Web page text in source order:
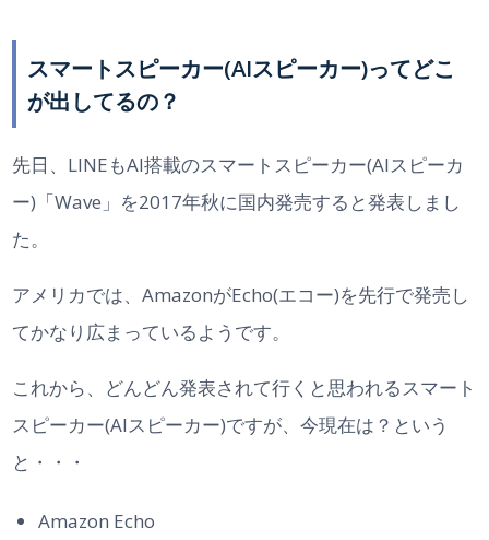
スマートスピーカー(AIスピーカー)ってどこ
が出してるの？
先日、LINEもAI搭載のスマートスピーカー(AIスピーカ
ー)「Wave」を2017年秋に国内発売すると発表しまし
た。
アメリカでは、AmazonがEcho(エコー)を先行で発売し
てかなり広まっているようです。
これから、どんどん発表されて行くと思われるスマート
スピーカー(AIスピーカー)ですが、今現在は？という
と・・・
Amazon Echo